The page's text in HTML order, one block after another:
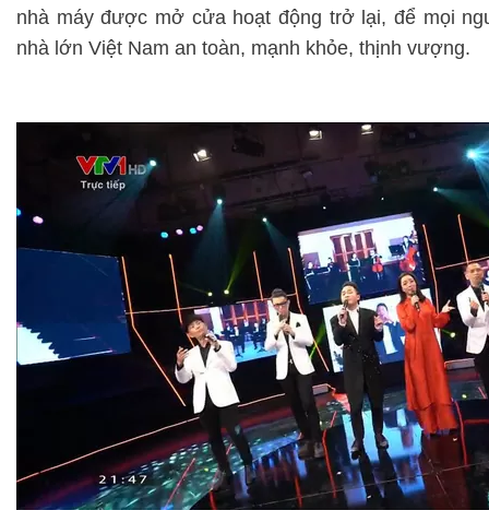
nhà máy được mở cửa hoạt động trở lại, để mọi
nhà lớn Việt Nam an toàn, mạnh khỏe, thịnh vượng.